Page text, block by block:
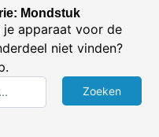
Mondstuk
apparaat voor de
niet vinden?